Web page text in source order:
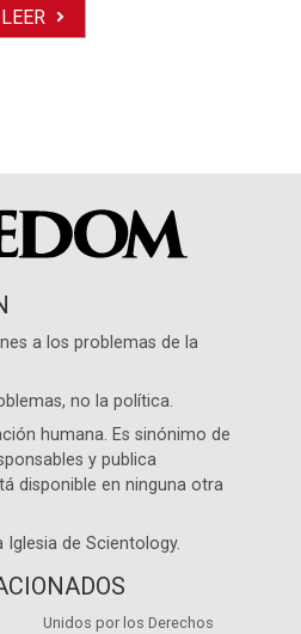
LEER
a los problemas de la
no la política.
humana. Es sinónimo de
y publica
disponible en ninguna otra
Iglesia de Scientology.
Unidos por los Derechos